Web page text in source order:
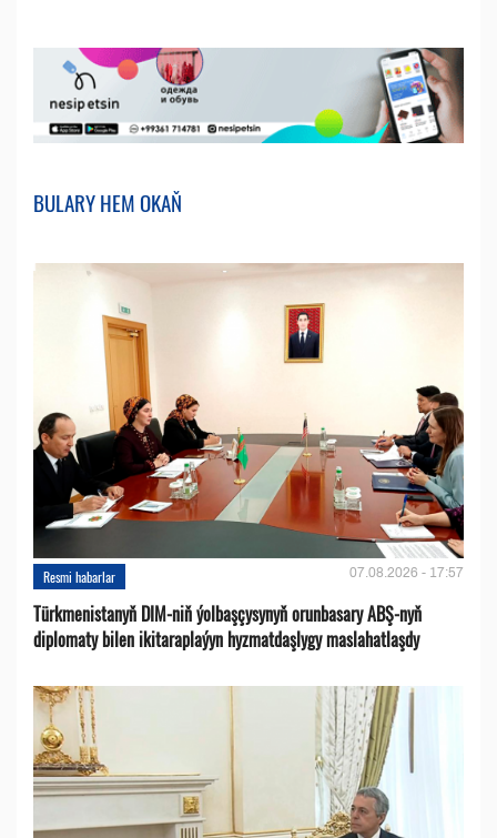
BULARY HEM OKAŇ
Resmi habarlar 07.08.2026 - 17:57
Türkmenistanyň DIM-niň ýolbaşçysynyň orunbasary ABŞ-nyň
diplomaty bilen ikitaraplaýyn hyzmatdaşlygy maslahatlaşdy